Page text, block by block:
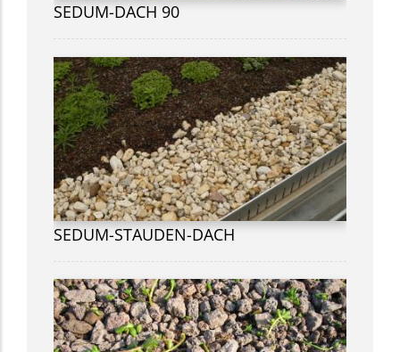
SEDUM-DACH 90
SEDUM-STAUDEN-DACH